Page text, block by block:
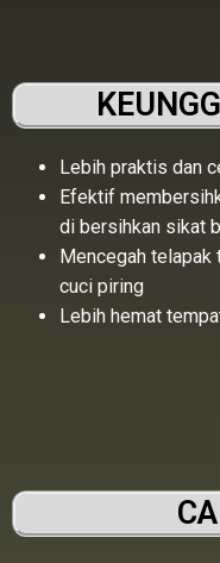
Lebih praktis dan
Efektif
di bersihkan sikat
Mencegah telapak
cuci piring
Lebih hemat